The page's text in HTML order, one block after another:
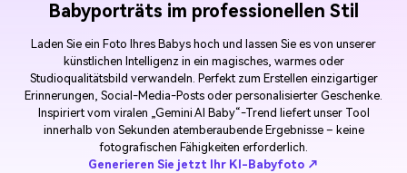
Babyporträts im professionellen Stil
Laden Sie ein Foto Ihres Babys hoch und lassen Sie es von unserer
künstlichen Intelligenz in ein magisches, warmes oder
Studioqualitätsbild verwandeln. Perfekt zum Erstellen einzigartiger
Erinnerungen, Social-Media-Posts oder personalisierter Geschenke.
Inspiriert vom viralen „Gemini AI Baby“-Trend liefert unser Tool
innerhalb von Sekunden atemberaubende Ergebnisse – keine
fotografischen Fähigkeiten erforderlich.
Generieren Sie jetzt Ihr KI-Babyfoto ↗